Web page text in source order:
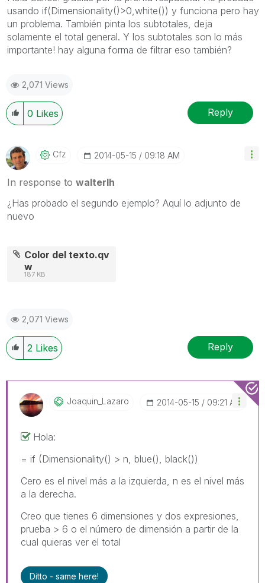
usando if(Dimensionality()>0,white()) y funciona pero hay
un problema. También pinta los subtotales, deja
solamente el total general. Y los subtotales son lo más
importante! hay alguna forma de filtrar eso también?
2,071 Views
0 Likes Reply
Cfz ‎2014-05-15 09:18 AM
In response to walterlh
¿Has probado el segundo ejemplo? Aquí lo adjunto de
nuevo
Color del texto.qv
w
187 KB
2,071 Views
2 Likes Reply
Joaquin_Lazaro ‎2014-05-15 09:21 AM
Hola:
= if (Dimensionality() > n, blue(), black())
Cero es el nivel más a la izquierda, n es el nivel más
a la derecha.
Creo que tienes 6 dimensiones y dos expresiones,
prueba > 6 o el número de dimensión a partir de la
cual quieras ver el total
Ditto - same here!